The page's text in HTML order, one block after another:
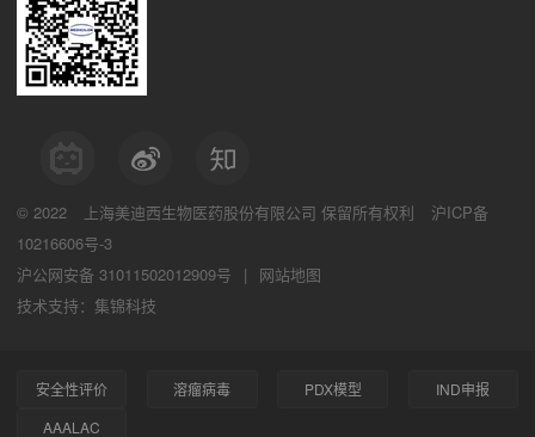
© 2022 上海美迪西生物医药股份有限公司 保留所有权利
沪ICP备
10216606号-3
沪公网安备 31011502012909号
|
网站地图
技术支持：集锦科技
安全性评价 溶瘤病毒 PDX模型
IND申报
AAALAC